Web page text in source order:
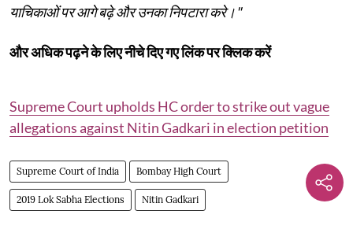
याचिकाओं पर आगे बढ़े और उनका निपटारा करे।"
और अधिक पढ़ने के लिए नीचे दिए गए लिंक पर क्लिक करें
Supreme Court upholds HC order to strike out vague
allegations against Nitin Gadkari in election petition
Supreme Court of India Bombay High Court
2019 Lok Sabha Elections Nitin Gadkari